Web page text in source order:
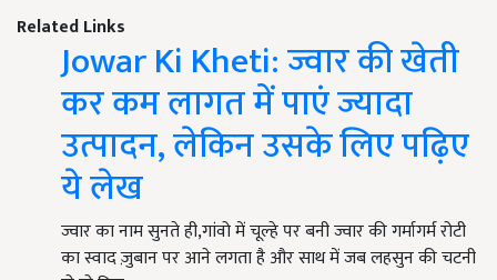
Related Links
Jowar Ki Kheti: ज्वार की खेती
कर कम लागत में पाएं ज्यादा
उत्पादन, लेकिन उसके लिए पढ़िए
ये लेख
ज्वार का नाम सुनते ही,गांवो में चूल्हे पर बनी ज्वार की गर्मागर्म रोटी
का स्वाद ज़ुबान पर आने लगता है और साथ में जब लहसुन की चटनी